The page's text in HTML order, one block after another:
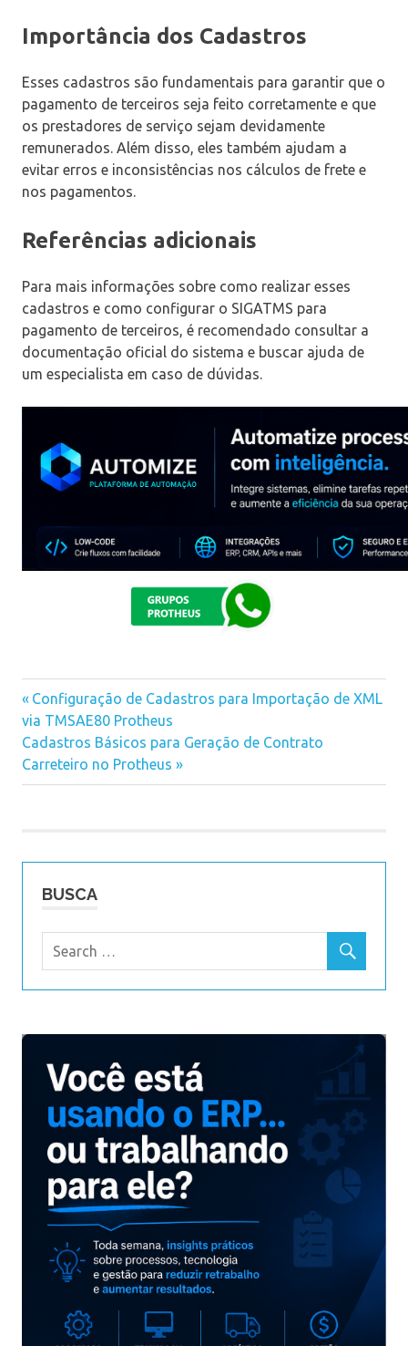
Importância dos Cadastros
Esses cadastros são fundamentais para garantir que o
pagamento de terceiros seja feito corretamente e que
os prestadores de serviço sejam devidamente
remunerados. Além disso, eles também ajudam a
evitar erros e inconsistências nos cálculos de frete e
nos pagamentos.
Referências adicionais
Para mais informações sobre como realizar esses
cadastros e como configurar o SIGATMS para
pagamento de terceiros, é recomendado consultar a
documentação oficial do sistema e buscar ajuda de
um especialista em caso de dúvidas.
Navegação
de
Post
Previous
Post:
Configuração de Cadastros para Importação de XML
via TMSAE80 Protheus
Next
Post:
Cadastros Básicos para Geração de Contrato
Carreteiro no Protheus
BUSCA